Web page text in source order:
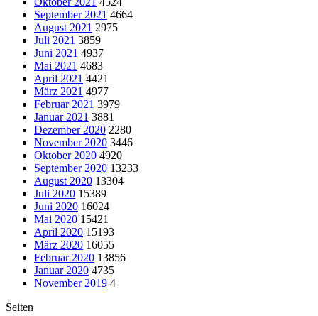
September 2021 4664
August 2021 2975
Juli 2021 3859
Juni 2021 4937
Mai 2021 4683
April 2021 4421
März 2021 4977
Februar 2021 3979
Januar 2021 3881
Dezember 2020 2280
November 2020 3446
Oktober 2020 4920
September 2020 13233
August 2020 13304
Juli 2020 15389
Juni 2020 16024
Mai 2020 15421
April 2020 15193
März 2020 16055
Februar 2020 13856
Januar 2020 4735
November 2019 4
Seiten